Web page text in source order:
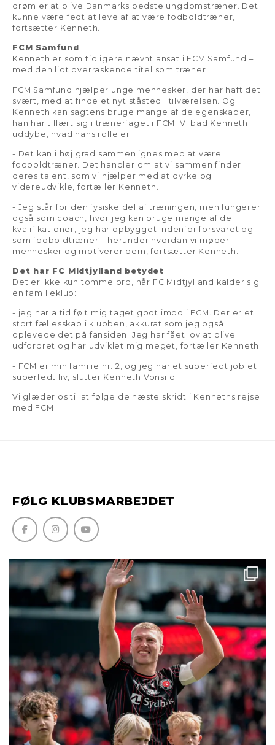
drøm er at blive Danmarks bedste ungdomstræner. Det
kunne være fedt at leve af at være fodboldtræner,
fortsætter Kenneth.
FCM Samfund
Kenneth er som tidligere nævnt ansat i FCM Samfund –
med den lidt overraskende titel som træner.
FCM Samfund hjælper unge mennesker, der har haft det
svært, med at finde et nyt ståsted i tilværelsen. Og
Kenneth kan sagtens bruge mange af de egenskaber,
han har tillært sig i trænerfaget i FCM. Vi bad Kenneth
uddybe, hvad hans rolle er:
- Det kan i høj grad sammenlignes med at være
fodboldtræner. Det handler om at vi sammen finder
deres talent, som vi hjælper med at dyrke og
videreudvikle, fortæller Kenneth.
- Jeg står for den fysiske del af træningen, men fungerer
også som coach, hvor jeg kan bruge mange af de
kvalifikationer, jeg har opbygget indenfor forsvaret og
som fodboldtræner – herunder hvordan vi møder
mennesker og motiverer dem, fortsætter Kenneth.
Det har FC Midtjylland betydet
Det er ikke kun tomme ord, når FC Midtjylland kalder sig
en familieklub:
- jeg har altid følt mig taget godt imod i FCM. Der er et
stort fællesskab i klubben, akkurat som jeg også
oplevede det på fansiden. Jeg har fået lov at blive
udfordret og har udviklet mig meget, fortæller Kenneth.
- FCM er min familie nr. 2, og jeg har et superfedt job et
superfedt liv, slutter Kenneth Vonsild.
Vi glæder os til at følge de næste skridt i Kenneths rejse
med FCM.
FØLG KLUBSMARBEJDET